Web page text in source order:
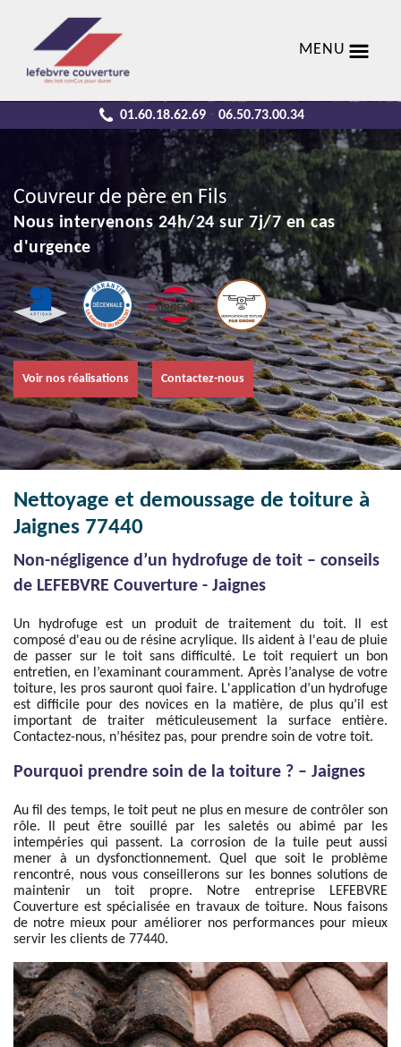
MENU
01.60.18.62.69 - 06.50.73.00.34
Couvreur de père en Fils
Nous intervenons 24h/24 sur 7j/7 en cas
d'urgence
Voir nos réalisations Contactez-nous
Nettoyage et demoussage de toiture à
Jaignes 77440
Non-négligence d’un hydrofuge de toit – conseils
de LEFEBVRE Couverture - Jaignes
Un hydrofuge est un produit de traitement du toit. Il est
composé d'eau ou de résine acrylique. Ils aident à l'eau de pluie
de passer sur le toit sans difficulté. Le toit requiert un bon
entretien, en l’examinant couramment. Après l’analyse de votre
toiture, les pros sauront quoi faire. L'application d’un hydrofuge
est difficile pour des novices en la matière, de plus qu’il est
important de traiter méticuleusement la surface entière.
Contactez-nous, n’hésitez pas, pour prendre soin de votre toit.
Pourquoi prendre soin de la toiture ? – Jaignes
Au fil des temps, le toit peut ne plus en mesure de contrôler son
rôle. Il peut être souillé par les saletés ou abimé par les
intempéries qui passent. La corrosion de la tuile peut aussi
mener à un dysfonctionnement. Quel que soit le problème
rencontré, nous vous conseillerons sur les bonnes solutions de
maintenir un toit propre. Notre entreprise LEFEBVRE
Couverture est spécialisée en travaux de toiture. Nous faisons
de notre mieux pour améliorer nos performances pour mieux
servir les clients de 77440.